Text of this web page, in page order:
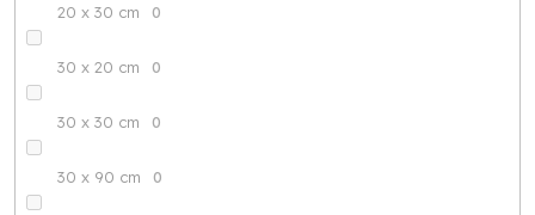
20 x 30 cm 0
30 x 20 cm 0
30 x 30 cm 0
30 x 90 cm 0